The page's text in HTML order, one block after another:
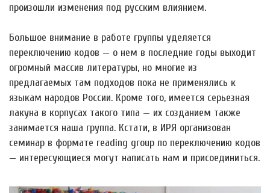
произошли изменения под русским влиянием.
Большое внимание в работе группы уделяется
переключению кодов — о нем в последние годы выходит
огромный массив литературы, но многие из
предлагаемых там подходов пока не применялись к
языкам народов России. Кроме того, имеется серьезная
лакуна в корпусах такого типа — их созданием также
занимается наша группа. Кстати, в ИРЯ организован
семинар в формате reading group по переключению кодов
— интересующиеся могут написать нам и присоединиться.